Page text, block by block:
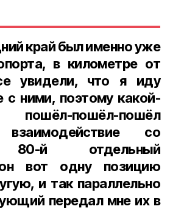
край был именно уже
в километре от
увидели, что я иду
с ними, поэтому какой-
пошёл-пошёл
взаимодействие со
80-й отдельный
вот одну позицию
и так параллельно
передал мне их в